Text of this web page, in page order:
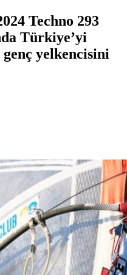
Techno 293
Türkiye’yi
yelkencisini